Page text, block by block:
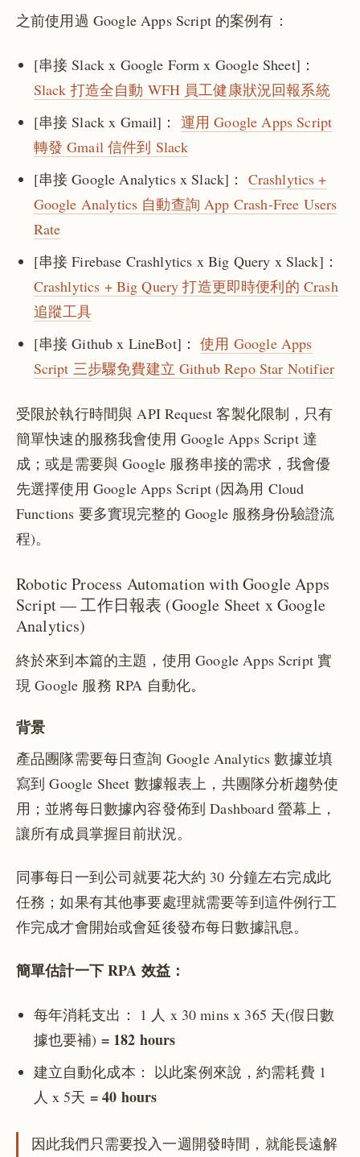
之前使用過 Google Apps Script 的案例有：
[串接 Slack x Google Form x Google Sheet]：
Slack 打造全自動 WFH 員工健康狀況回報系統
[串接 Slack x Gmail]： 運用 Google Apps Script
轉發 Gmail 信件到 Slack
[串接 Google Analytics x Slack]： Crashlytics +
Google Analytics 自動查詢 App Crash-Free Users
Rate
[串接 Firebase Crashlytics x Big Query x Slack]：
Crashlytics + Big Query 打造更即時便利的 Crash
追蹤工具
[串接 Github x LineBot]：使用 Google Apps
Script 三步驟免費建立 Github Repo Star Notifier
受限於執行時間與 API Request 客製化限制，只有
簡單快速的服務我會使用 Google Apps Script 達
成；或是需要與 Google 服務串接的需求，我會優
先選擇使用 Google Apps Script (因為用 Cloud
Functions 要多實現完整的 Google 服務身份驗證流
程)。
Robotic Process Automation with Google Apps
Script — 工作日報表 (Google Sheet x Google
Analytics)
終於來到本篇的主題，使用 Google Apps Script 實
現 Google 服務 RPA 自動化。
背景
產品團隊需要每日查詢 Google Analytics 數據並填
寫到 Google Sheet 數據報表上，共團隊分析趨勢使
用；並將每日數據內容發佈到 Dashboard 螢幕上，
讓所有成員掌握目前狀況。
同事每日一到公司就要花大約 30 分鐘左右完成此
任務；如果有其他事要處理就需要等到這件例行工
作完成才會開始或會延後發布每日數據訊息。
簡單估計一下 RPA 效益：
每年消耗支出： 1 人 x 30 mins x 365 天(假日數
據也要補) = 182 hours
建立自動化成本： 以此案例來說，約需耗費 1
人 x 5天 = 40 hours
因此我們只需要投入一週開發時間，就能長遠解